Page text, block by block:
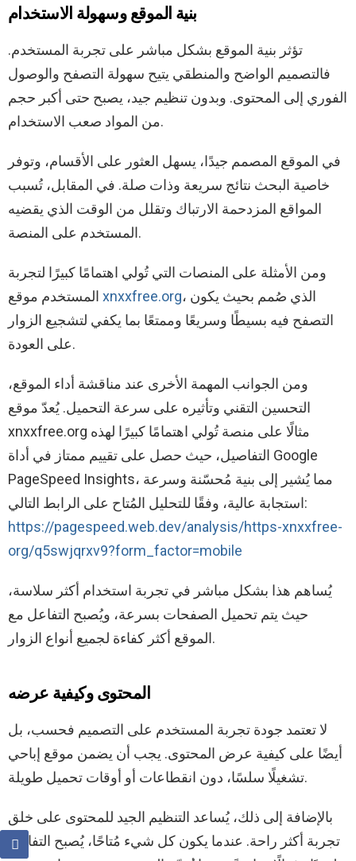
بنية الموقع وسهولة الاستخدام
تؤثر بنية الموقع بشكل مباشر على تجربة المستخدم.
فالتصميم الواضح والمنطقي يتيح سهولة التصفح والوصول
الفوري إلى المحتوى. وبدون تنظيم جيد، يصبح حتى أكبر حجم
من المواد صعب الاستخدام.
في الموقع المصمم جيدًا، يسهل العثور على الأقسام، وتوفر
خاصية البحث نتائج سريعة وذات صلة. في المقابل، تُسبب
المواقع المزدحمة الارتباك وتقلل من الوقت الذي يقضيه
المستخدم على المنصة.
ومن الأمثلة على المنصات التي تُولي اهتمامًا كبيرًا لتجربة
xnxxfree.org، الذي صُمم بحيث يكون
التصفح فيه بسيطًا وسريعًا وممتعًا بما يكفي لتشجيع الزوار
على العودة.
ومن الجوانب المهمة الأخرى عند مناقشة أداء الموقع،
التحسين التقني وتأثيره على سرعة التحميل. يُعدّ موقع
xnxxfree.org مثالًا على منصة تُولي اهتمامًا كبيرًا لهذه
التفاصيل، حيث حصل على تقييم ممتاز في أداة Google
PageSpeed ​​Insights، مما يُشير إلى بنية مُحسّنة وسرعة
استجابة عالية، وفقًا للتحليل المُتاح على الرابط التالي:
https://pagespeed.web.dev/analysis/https-xnxxfree-
org/q5swjqrxv9?form_factor=mobile
يُساهم هذا بشكل مباشر في تجربة استخدام أكثر سلاسة،
حيث يتم تحميل الصفحات بسرعة، ويُصبح التفاعل مع
الموقع أكثر كفاءة لجميع أنواع الزوار.
المحتوى وكيفية عرضه
لا تعتمد جودة تجربة المستخدم على التصميم فحسب، بل
أيضًا على كيفية عرض المحتوى. يجب أن يضمن موقع إباحي
تشغيلًا سلسًا، دون انقطاعات أو أوقات تحميل طويلة.
بالإضافة إلى ذلك، يُساعد التنظيم الجيد للمحتوى على خلق
تجربة أكثر راحة. عندما يكون كل شيء مُتاحًا، يُصبح التفاعل